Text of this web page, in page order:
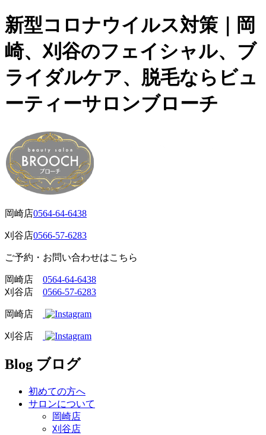
新型コロナウイルス対策｜岡
崎、刈谷のフェイシャル、ブ
ライダルケア、脱毛ならビュ
ーティーサロンブローチ
岡崎店0564-64-6438
刈谷店0566-57-6283
ご予約・お問い合わせはこちら
岡崎店 0564-64-6438
刈谷店 0566-57-6283
岡崎店
刈谷店
Blog ブログ
初めての方へ
サロンについて
岡崎店
刈谷店